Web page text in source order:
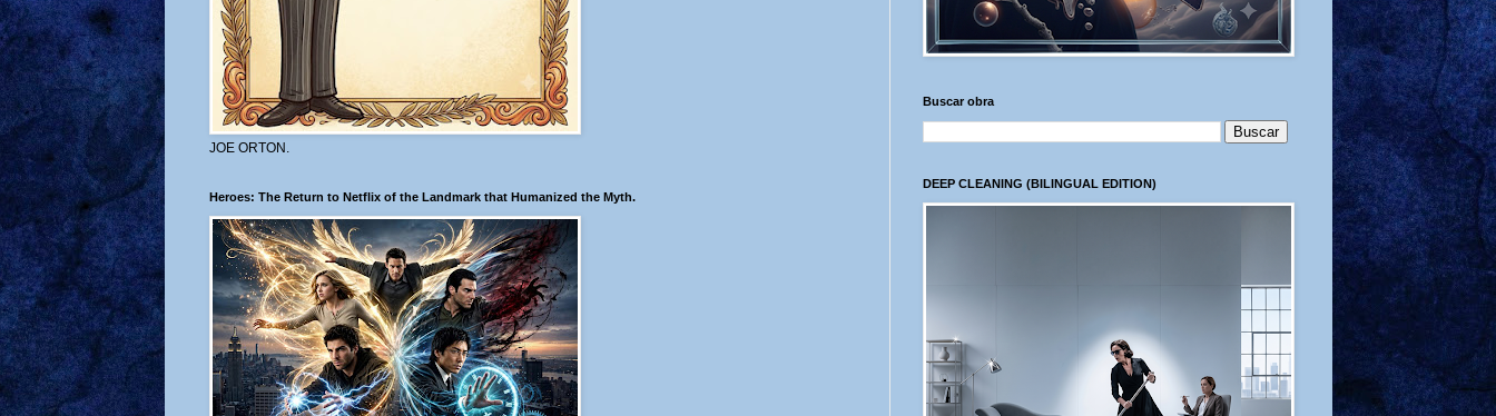
JOE ORTON.
Heroes: The Return to Netflix of the Landmark that Humanized the Myth.
Buscar obra
DEEP CLEANING (BILINGUAL EDITION)